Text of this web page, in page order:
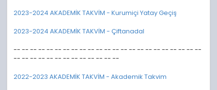
2023-2024 AKADEMİK TAKVİM - Kurumiçi Yatay Geçiş
2023-2024 AKADEMİK TAKVİM - Çiftanadal
-- -- -- -- -- -- -- -- -- -- -- -- -- -- -- -- -- -- -- -- -- -- --
-- -- -- -- -- -- -- -- -- -- -- -- --
2022-2023 AKADEMİK TAKVİM - Akademik Takvim